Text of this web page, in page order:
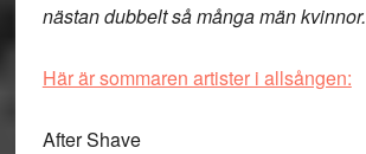
nästan dubbelt så många män kvinnor.
Här är sommaren artister i allsången:
After Shave